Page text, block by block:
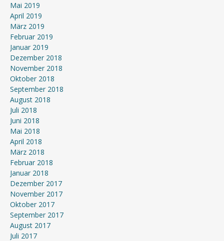
Mai 2019
April 2019
März 2019
Februar 2019
Januar 2019
Dezember 2018
November 2018
Oktober 2018
September 2018
August 2018
Juli 2018
Juni 2018
Mai 2018
April 2018
März 2018
Februar 2018
Januar 2018
Dezember 2017
November 2017
Oktober 2017
September 2017
August 2017
Juli 2017